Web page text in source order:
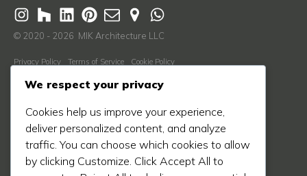
© 2020 - 2026 MIK Architecture LLC
Privacy Policy Terms of Service Cookie Policy
Descubre Más
Proceso
Blog
Proyectos
We respect your privacy
Cookies help us improve your experience,
deliver personalized content, and analyze
traffic. You can choose which cookies to allow
by clicking Customize. Click Accept All to